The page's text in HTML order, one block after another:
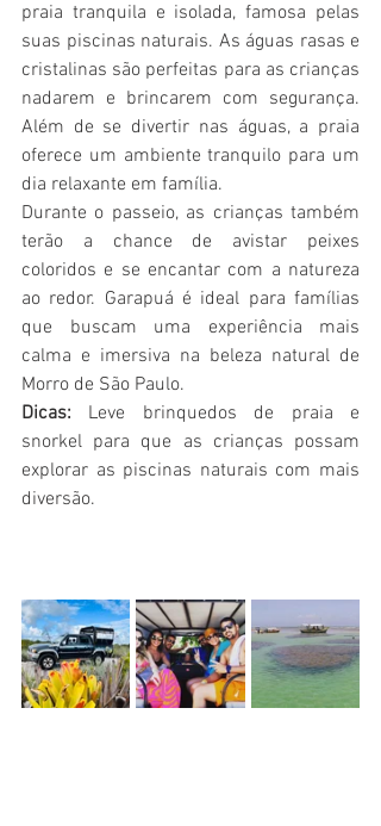
praia tranquila e isolada, famosa pelas
suas piscinas naturais. As águas rasas e
cristalinas são perfeitas para as crianças
nadarem e brincarem com segurança.
Além de se divertir nas águas, a praia
oferece um ambiente tranquilo para um
dia relaxante em família.
Durante o passeio, as crianças também
terão a chance de avistar peixes
coloridos e se encantar com a natureza
ao redor. Garapuá é ideal para famílias
que buscam uma experiência mais
calma e imersiva na beleza natural de
Morro de São Paulo.
Dicas: Leve brinquedos de praia e
snorkel para que as crianças possam
explorar as piscinas naturais com mais
diversão.